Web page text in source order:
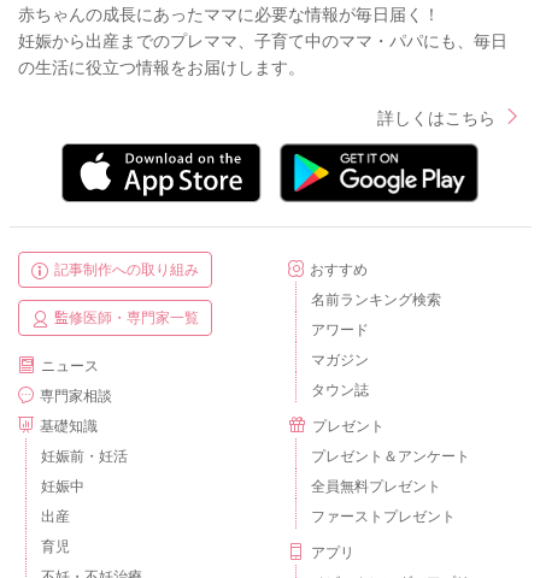
赤ちゃんの成長にあったママに必要な情報が毎日届く！
妊娠から出産までのプレママ、子育て中のママ・パパにも、毎日
の生活に役立つ情報をお届けします。
詳しくはこちら
記事制作への取り組み
監修医師・専門家一覧
ニュース
専門家相談
基礎知識
妊娠前・妊活
妊娠中
出産
育児
おすすめ
名前ランキング検索
アワード
マガジン
タウン誌
プレゼント
プレゼント＆アンケート
全員無料プレゼント
ファーストプレゼント
アプリ